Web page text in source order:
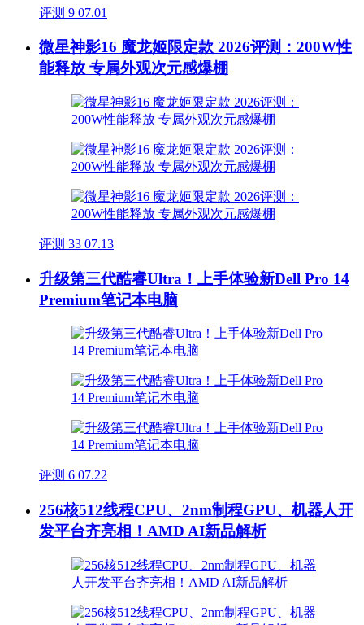
评测 9 07.01
微星神影16 魔龙姬限定款 2026评测：200W性
能释放 专属外观次元感爆棚
评测 33 07.13
升级第三代酷睿Ultra！上手体验新Dell Pro 14
Premium笔记本电脑
评测 6 07.22
256核512线程CPU、2nm制程GPU、机器人开
发平台齐亮相！AMD AI新品解析